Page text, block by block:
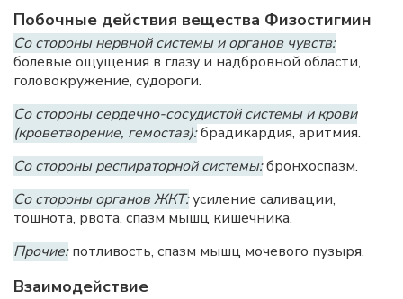
Побочные действия вещества Физостигмин
Со стороны нервной системы и органов чувств:
болевые ощущения в глазу и надбровной области,
головокружение, судороги.
Со стороны сердечно-сосудистой системы и крови
(кроветворение, гемостаз):брадикардия, аритмия.
Со стороны респираторной системы:бронхоспазм.
Со стороны органов ЖКТ:усиление саливации,
тошнота, рвота, спазм мышц кишечника.
Прочие:потливость, спазм мышц мочевого пузыря.
Взаимодействие